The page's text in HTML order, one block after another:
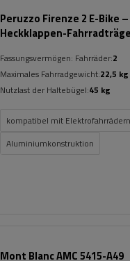
Peruzzo Firenze 2 E-Bike –
Heckklappen-
Fassungsvermögen: Fahrräder:2
Maximales Fahrradgewicht:22,5 kg
Nutzlast der Haltebügel:45 kg
kompatibel mit Elektrofahrrädern
Aluminiumkonstruktion
Mont Blanc AMC 5415-A49